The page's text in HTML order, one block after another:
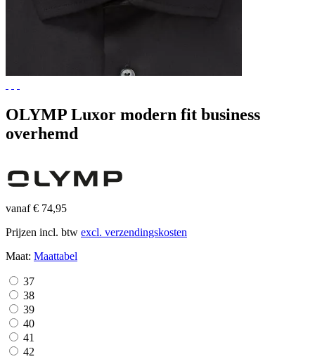
OLYMP Luxor modern fit business
overhemd
vanaf € 74,95
Prijzen incl. btw excl. verzendingskosten
Maat: Maattabel
37
38
39
40
41
42